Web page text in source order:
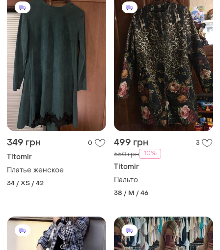
349 грн 0
Titomir
Платье женское
34 / XS / 42
499 грн 3
550 грн -10%
Titomir
Пальто
38 / M / 46